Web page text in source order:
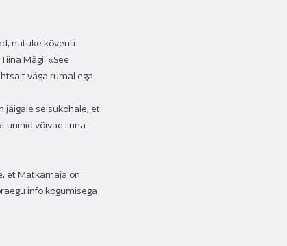
natuke kõveriti
Mägi. «See
väga rumal ega
jäigale seisukohale, et
võivad linna
et Matkamaja on
info kogumisega